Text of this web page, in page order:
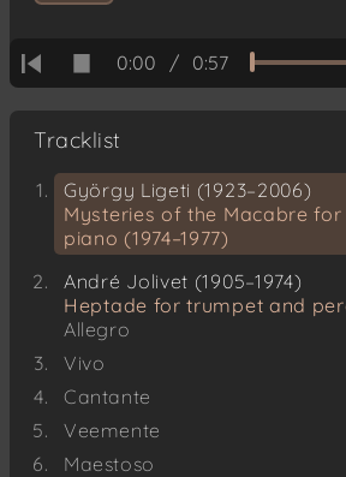
0:00 / 0:57
Tracklist
György Ligeti (1923–2006)
Mysteries of the Macabre
piano (1974–1977)
André Jolivet (1905–1974)
Heptade for trumpet and
Allegro
Vivo
Cantante
Veemente
Maestoso